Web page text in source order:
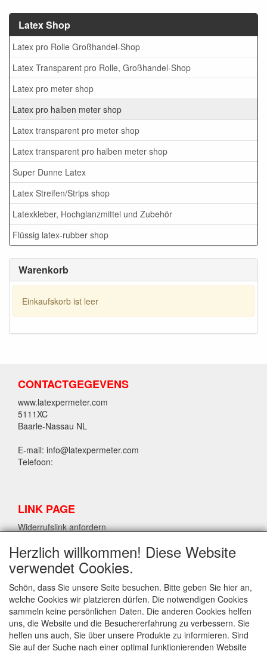
Latex Shop
Latex pro Rolle Großhandel-Shop
Latex Transparent pro Rolle, Großhandel-Shop
Latex pro meter shop
Latex pro halben meter shop
Latex transparent pro meter shop
Latex transparent pro halben meter shop
Super Dunne Latex
Latex Streifen/Strips shop
Latexkleber, Hochglanzmittel und Zubehör
Flüssig latex-rubber shop
Warenkorb
Einkaufskorb ist leer
CONTACTGEGEVENS
www.latexpermeter.com
5111XC
Baarle-Nassau NL
E-mail: info@latexpermeter.com
Telefoon:
LINK PAGE
Widerrufslink anfordern
LPM LATEX INFORMATIONEN
Widerrufslink anfordern
INFO
Versand und allgemeine Bedingungen
Herzlich willkommen! Diese Website
verwendet Cookies.
Schön, dass Sie unsere Seite besuchen. Bitte geben Sie hier an,
welche Cookies wir platzieren dürfen. Die notwendigen Cookies
sammeln keine persönlichen Daten. Die anderen Cookies helfen
uns, die Website und die Besuchererfahrung zu verbessern. Sie
helfen uns auch, Sie über unsere Produkte zu informieren. Sind
Sie auf der Suche nach einer optimal funktionierenden Website